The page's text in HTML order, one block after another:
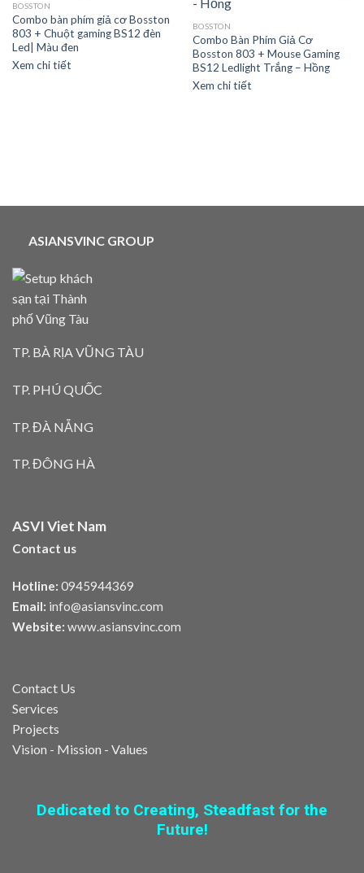
BOSSTON
Combo bàn phím giả cơ Bosston
803 + Chuột gaming BS12 đèn
Led| Màu đen
Xem chi tiết
BOSSTON
Combo Bàn Phím Giả Cơ
Bosston 803 + Mouse Gaming
BS12 Ledlight Trắng – Hồng
Xem chi tiết
ASIANSVINC GROUP
TP. BÀ RỊA VŨNG TÀU
TP. PHÚ QUỐC
TP. ĐÀ NẴNG
TP. ĐÔNG HÀ
ASVI Viet Nam
Contact us
Hotline: 0945944369
Email: info@asiansvinc.com
Website: www.asiansvinc.com
Contact Us
Services
Projects
Vision - Mission - Values
Dedicated to Creating, Steadfast for the
Future!